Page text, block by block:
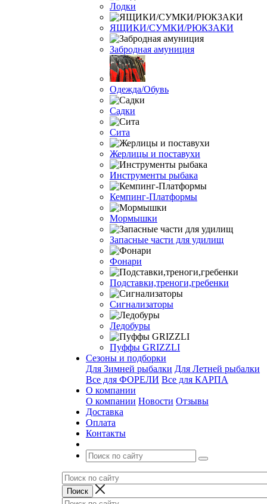
Лодки
ЯЩИКИ/СУМКИ/РЮКЗАКИ
Забродная амуниция
Одежда/Обувь
Садки
Сита
Жерлицы и поставухи
Инструменты рыбака
Кемпинг-Платформы
Мормышки
Запасные части для удилищ
Фонари
Подставки,треноги,гребенки
Сигнализаторы
Ледобуры
Пуффы GRIZZLI
Сезоны и подборки
Для Зимней рыбалки Для Летней рыбалки
Все для ФОРЕЛИ Все для КАРПА
О компании
О компании Новости Отзывы
Доставка
Оплата
Контакты